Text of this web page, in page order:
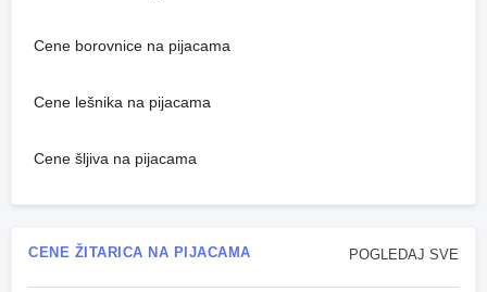
Cene borovnice na pijacama
Cene lešnika na pijacama
Cene šljiva na pijacama
POGLEDAJ SVE
CENE ŽITARICA NA PIJACAMA